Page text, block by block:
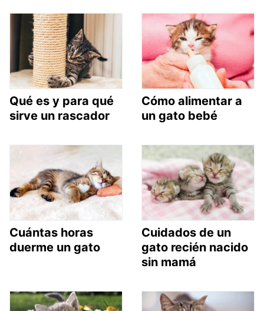
Qué es y para qué
sirve un rascador
Cómo alimentar a
un gato bebé
Cuántas horas
duerme un gato
Cuidados de un
gato recién nacido
sin mamá